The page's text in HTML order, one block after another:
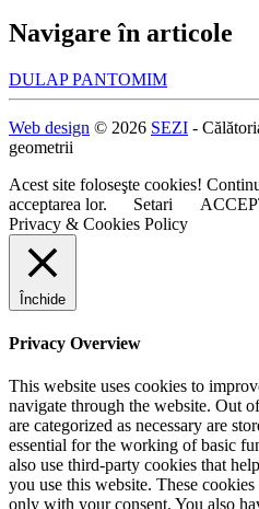
Navigare în articole
DULAP PANTOMIM
Web design © 2026 SEZI -
geometrii
Acest site foloseşte cookies!
acceptarea lor.
Setari
Privacy & Cookies Policy
Închide
Privacy Overview
This website uses cookies to
navigate through the website. Out
are categorized as necessary are
essential for the working of basic
also use third-party cookies that
you use this website. These
only with your consent. You also